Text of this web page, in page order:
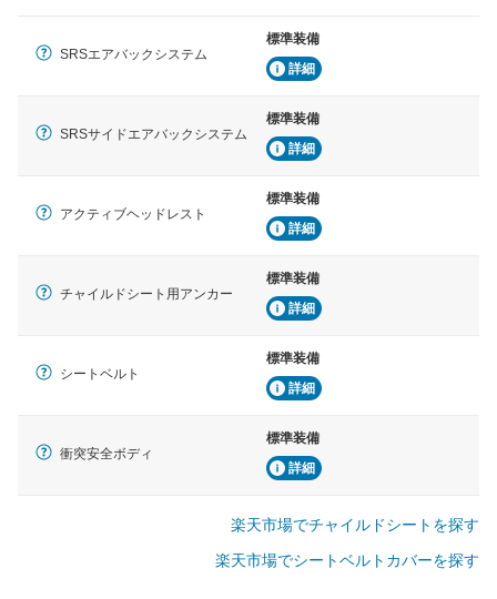
SRSエアバックシステム
標準装備
詳細
SRSサイドエアバックシステム
標準装備
詳細
アクティブヘッドレスト
標準装備
詳細
チャイルドシート用アンカー
標準装備
詳細
シートベルト
標準装備
詳細
衝突安全ボディ
標準装備
詳細
楽天市場でチャイルドシートを探す
楽天市場でシートベルトカバーを探す